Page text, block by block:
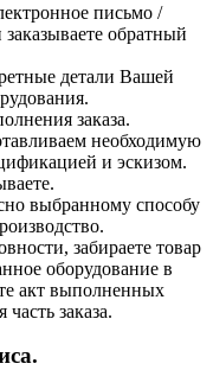
письмо /
обратный
детали Вашей
заказа.
необходимую
и эскизом.
выбранному способу
забираете товар
оборудование в
акт выполненных
заказа.